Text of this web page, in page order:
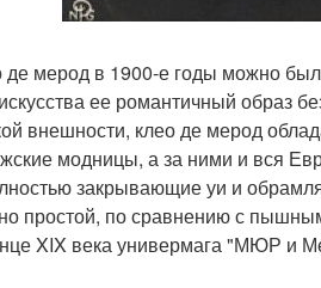
мерод в 1900-е годы можно
ее романтичный образ
внешности, клео де мерод
модницы, а за ними и вся
закрывающие уи и
простой, по сравнению с
XIX века универмага "МЮР и